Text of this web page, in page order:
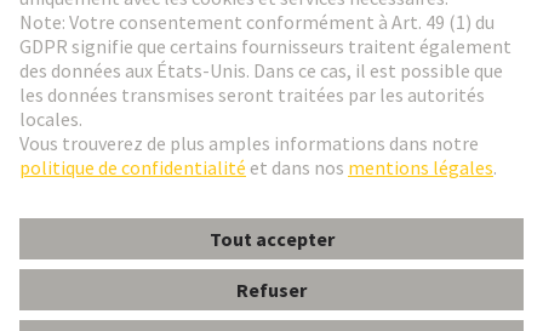
France Français
© HARTING Technology Group
ContactPolitique de confidentialité